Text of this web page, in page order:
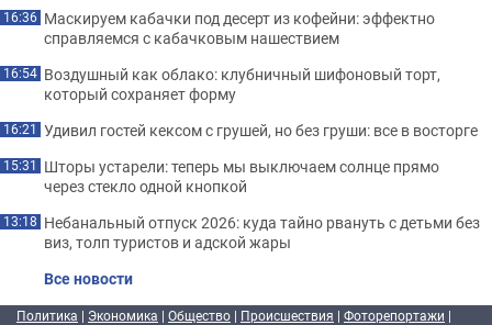
16:36 Маскируем кабачки под десерт из кофейни: эффектно
справляемся с кабачковым нашествием
16:54 Воздушный как облако: клубничный шифоновый торт,
который сохраняет форму
16:21 Удивил гостей кексом с грушей, но без груши: все в восторге
15:31 Шторы устарели: теперь мы выключаем солнце прямо
через стекло одной кнопкой
13:18 Небанальный отпуск 2026: куда тайно рвануть с детьми без
виз, толп туристов и адской жары
Все новости
Политика | Экономика | Общество | Происшествия | Фоторепортажи |